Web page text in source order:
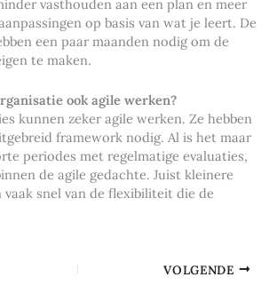
vasthouden aan een plan en meer
op basis van wat je leert. De
een paar maanden nodig om de
te maken.
ook agile werken?
kunnen zeker agile werken. Ze hebben
framework nodig. Al is het maar
periodes met regelmatige evaluaties,
de agile gedachte. Juist kleinere
snel van de flexibiliteit die de
VOLGENDE